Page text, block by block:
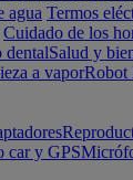
agua Termos
Cuidado de los
dentalSalud y
a vaporRobot
car y GPS